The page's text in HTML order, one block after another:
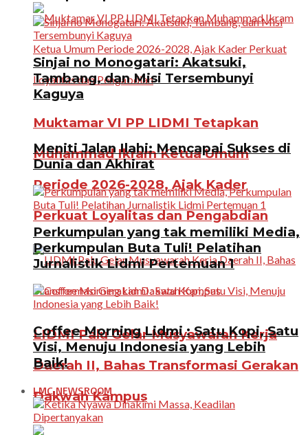
Muktamar VI PP LIDMI Tetapkan
Muhammad Ikram Ketua Umum
Periode 2026-2028, Ajak Kader
Perkuat Loyalitas dan Pengabdian
LIDMI Palu Gelar Musyawarah Kerja
Daerah II, Bahas Transformasi Gerakan
Dakwah Kampus
Sinjai no Monogatari: Akatsuki,
Tambang, dan Misi Tersembunyi
Kaguya
Meniti Jalan Ilahi: Mencapai Sukses di
Dunia dan Akhirat
Perkumpulan yang tak memiliki Media,
Perkumpulan Buta Tuli! Pelatihan
Jurnalistik Lidmi Pertemuan 1
Coffee Morning Lidmi : Satu Kopi, Satu
Visi, Menuju Indonesia yang Lebih
Baik!
LMC NEWSROOM